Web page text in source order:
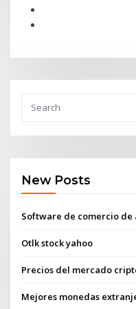
New Posts
Software de comercio de
Otlk stock yahoo
Precios del mercado
Mejores monedas